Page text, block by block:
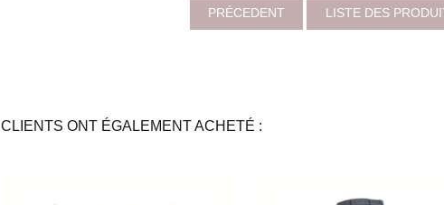
PRÉCEDENT LISTE DES
CLIENTS ONT ÉGALEMENT ACHETÉ :